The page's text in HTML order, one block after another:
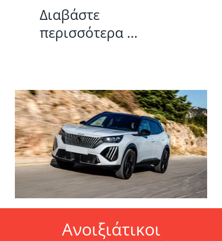
Διαβάστε
περισσότερα …
Ανοιξιάτικοι